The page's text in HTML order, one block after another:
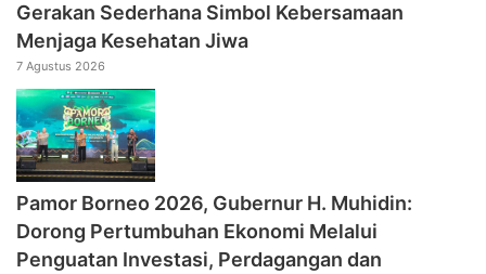
Gerakan Sederhana Simbol Kebersamaan
Menjaga Kesehatan Jiwa
7 Agustus 2026
Pamor Borneo 2026, Gubernur H. Muhidin:
Dorong Pertumbuhan Ekonomi Melalui
Penguatan Investasi, Perdagangan dan